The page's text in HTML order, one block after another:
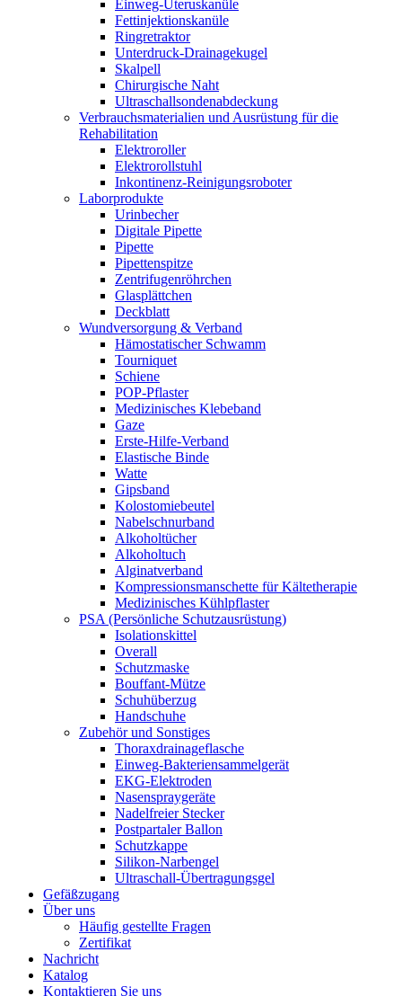
Einweg-Uteruskanüle
Fettinjektionskanüle
Ringretraktor
Unterdruck-Drainagekugel
Skalpell
Chirurgische Naht
Ultraschallsondenabdeckung
Verbrauchsmaterialien und Ausrüstung für die
Rehabilitation
Elektroroller
Elektrorollstuhl
Inkontinenz-Reinigungsroboter
Laborprodukte
Urinbecher
Digitale Pipette
Pipette
Pipettenspitze
Zentrifugenröhrchen
Glasplättchen
Deckblatt
Wundversorgung & Verband
Hämostatischer Schwamm
Tourniquet
Schiene
POP-Pflaster
Medizinisches Klebeband
Gaze
Erste-Hilfe-Verband
Elastische Binde
Watte
Gipsband
Kolostomiebeutel
Nabelschnurband
Alkoholtücher
Alkoholtuch
Alginatverband
Kompressionsmanschette für Kältetherapie
Medizinisches Kühlpflaster
PSA (Persönliche Schutzausrüstung)
Isolationskittel
Overall
Schutzmaske
Bouffant-Mütze
Schuhüberzug
Handschuhe
Zubehör und Sonstiges
Thoraxdrainageflasche
Einweg-Bakteriensammelgerät
EKG-Elektroden
Nasenspraygeräte
Nadelfreier Stecker
Postpartaler Ballon
Schutzkappe
Silikon-Narbengel
Ultraschall-Übertragungsgel
Gefäßzugang
Über uns
Häufig gestellte Fragen
Zertifikat
Nachricht
Katalog
Kontaktieren Sie uns